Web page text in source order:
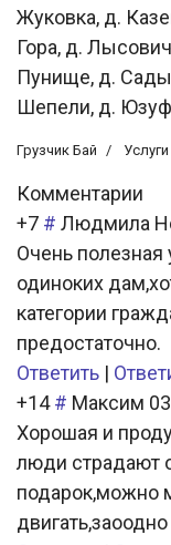
Жуковка, д.
Гора, д.
Пунище, д.
Шепели, д.
Грузчик Бай Услуги
Комментарии
+7 # Людмила
Очень полезная
одиноких
категории
предостаточно.
Ответить |
+14 # Максим
Хорошая и
люди страдают
подарок,можно